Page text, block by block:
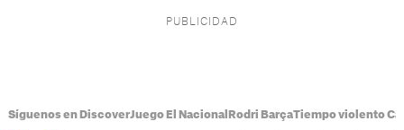
Síguenos en DiscoverJuego El Nacional Rodri BarçaTiempo violento